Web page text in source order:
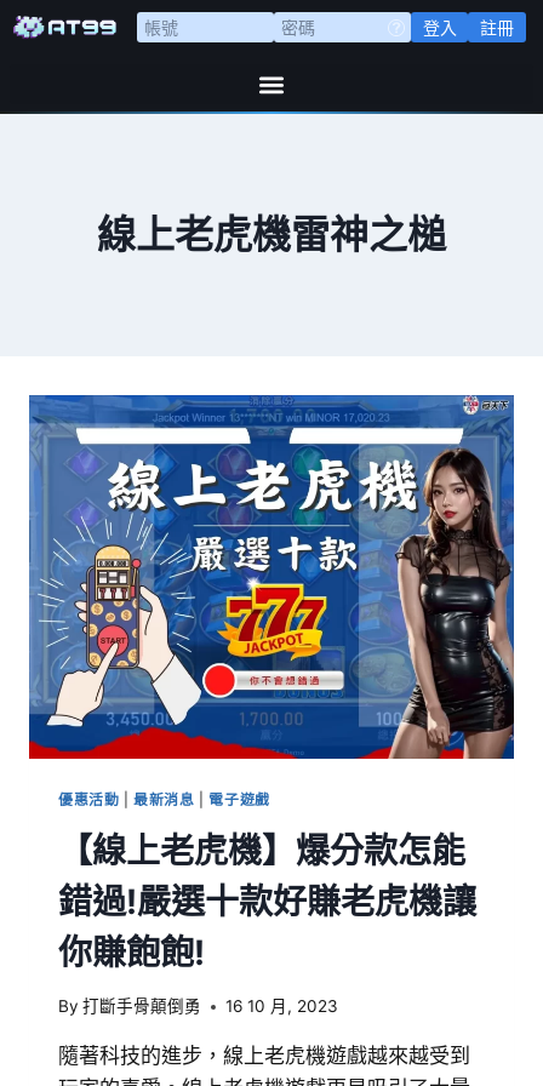
登入 註冊
線上老虎機雷神之槌
優惠活動 |最新消息 電子遊戲
【線上老虎機】爆分款怎能
錯過!嚴選十款好賺老虎機讓
你賺飽飽!
By 打斷手骨顛倒勇 16 10 月, 2023
隨著科技的進步，線上老虎機遊戲越來越受到